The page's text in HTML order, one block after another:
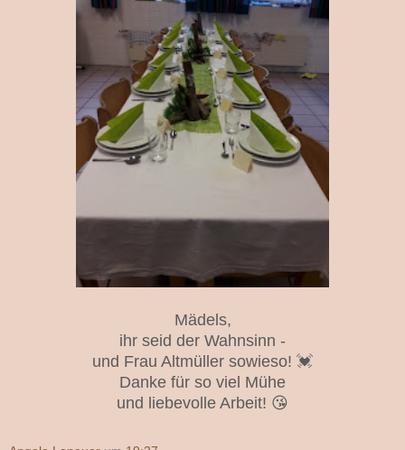
Mädels,
ihr seid der Wahnsinn -
und Frau Altmüller sowieso! 💓
Danke für so viel Mühe
und liebevolle Arbeit! 😘